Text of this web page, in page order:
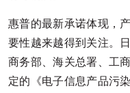
惠普的最新承诺体现，
要性越来越得到关注。
商务部、海关总署、工
定的《电子信息产品污